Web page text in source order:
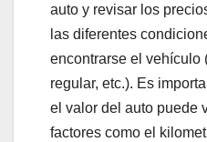
auto y revisar los
las diferentes
encontrarse el vehículo
regular, etc.). Es
el valor del auto puede
factores como el